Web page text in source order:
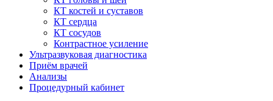
КТ костей и суставов
КТ сердца
КТ сосудов
Контрастное усиление
Ультразвуковая диагностика
Приём врачей
Анализы
Процедурный кабинет